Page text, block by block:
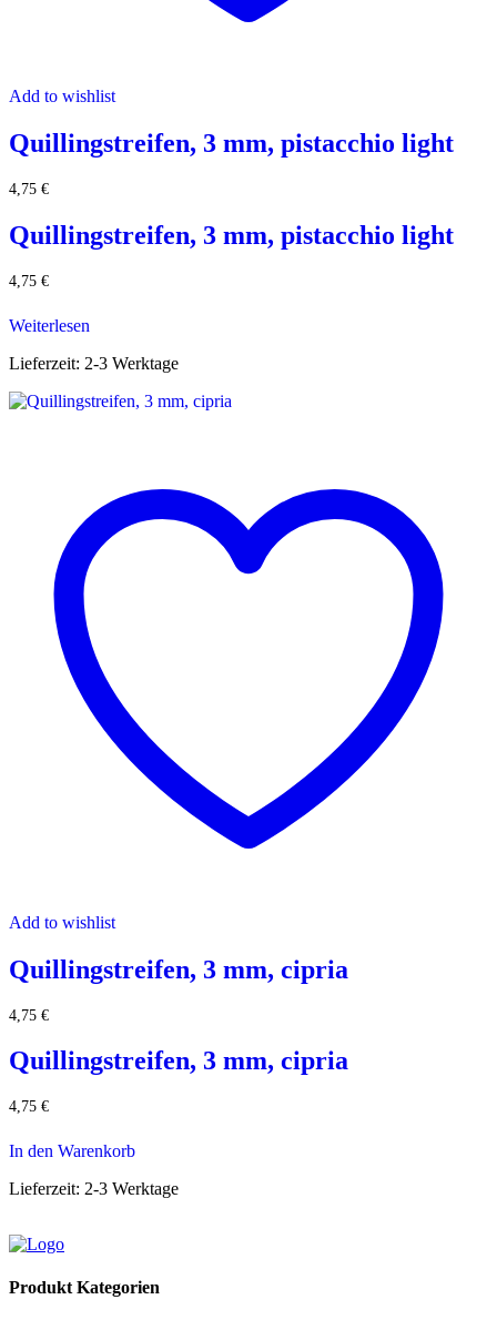
Add to wishlist
Quillingstreifen, 3 mm, pistacchio light
4,75 €
Quillingstreifen, 3 mm, pistacchio light
4,75 €
Weiterlesen
Lieferzeit: 2-3 Werktage
Add to wishlist
Quillingstreifen, 3 mm, cipria
4,75 €
Quillingstreifen, 3 mm, cipria
4,75 €
In den Warenkorb
Lieferzeit: 2-3 Werktage
Produkt Kategorien